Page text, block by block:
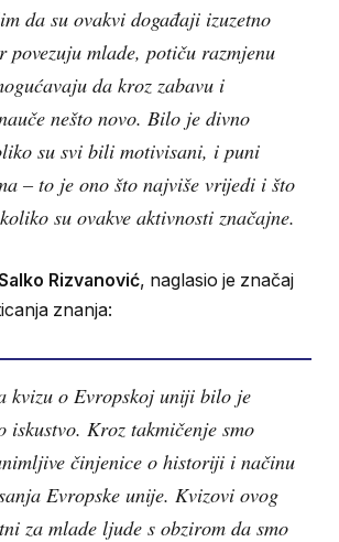
da su ovakvi događaji izuzetno
povezuju mlade, potiču razmjenu
da kroz zabavu i
nešto novo. Bilo je divno
su svi bili motivisani, i puni
– to je ono što najviše vrijedi i što
su ovakve aktivnosti značajne.
Rizvanović, naglasio je značaj
znanja:
kvizu o Evropskoj uniji bilo je
iskustvo. Kroz takmičenje smo
činjenice o historiji i načinu
Evropske unije. Kvizovi ovog
za mlade ljude s obzirom da smo